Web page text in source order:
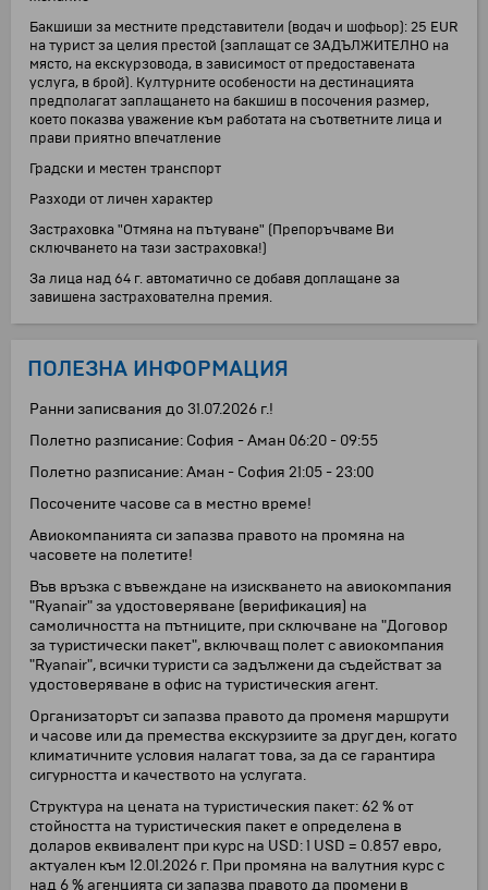
Бакшиши за местните представители (водач и шофьор): 25 EUR
на турист за целия престой (заплащат се ЗАДЪЛЖИТЕЛНО на
място, на екскурзовода, в зависимост от предоставената
услуга, в брой). Културните особености на дестинацията
предполагат заплащането на бакшиш в посочения размер,
което показва уважение към работата на съответните лица и
прави приятно впечатление
Градски и местен транспорт
Разходи от личен характер
Застраховка "Отмяна на пътуване" (Препоръчваме Ви
сключването на тази застраховка!)
За лица над 64 г. автоматично се добавя доплащане за
завишена застрахователна премия.
ПОЛЕЗНА ИНФОРМАЦИЯ
Ранни записвания до 31.07.2026 г.!
Полетно разписание: София - Аман 06:20 - 09:55
Полетно разписание: Аман - София 21:05 - 23:00
Посочените часове са в местно време!
Авиокомпанията си запазва правото на промяна на
часовете на полетите!
Във връзка с въвеждане на изискването на авиокомпания
"Ryanair" за удостоверяване (верификация) на
самоличността на пътниците, при сключване на "Договор
за туристически пакет", включващ полет с авиокомпания
"Ryanair", всички туристи са задължени да съдействат за
удостоверяване в офис на туристическия агент.
Организаторът си запазва правото да променя маршрути
и часове или да премества екскурзиите за друг ден, когато
климатичните условия налагат това, за да се гарантира
сигурността и качеството на услугата.
Структура на цената на туристическия пакет: 62 % от
стойността на туристическия пакет е определена в
доларов еквивалент при курс на USD: 1 USD = 0.857 евро,
актуален към 12.01.2026 г. При промяна на валутния курс с
над 6 % агенцията си запазва правото да промени в